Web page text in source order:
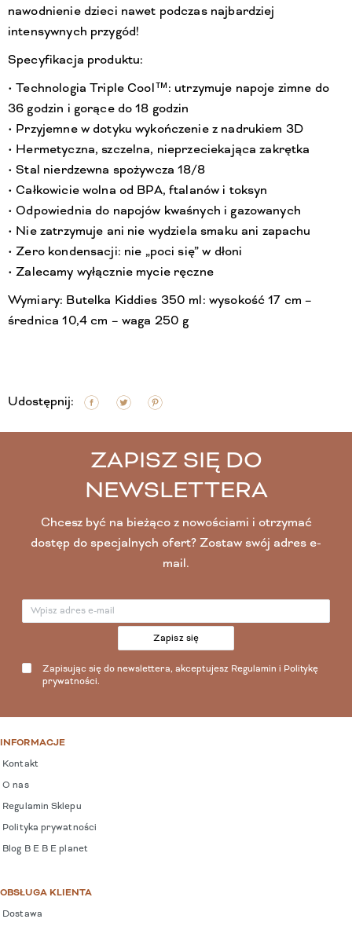
nawodnienie dzieci nawet podczas najbardziej
intensywnych przygód!
Specyfikacja produktu:
• Technologia Triple Cool™: utrzymuje napoje zimne do
36 godzin i gorące do 18 godzin
• Przyjemne w dotyku wykończenie z nadrukiem 3D
• Hermetyczna, szczelna, nieprzeciekająca zakrętka
• Stal nierdzewna spożywcza 18/8
• Całkowicie wolna od BPA, ftalanów i toksyn
• Odpowiednia do napojów kwaśnych i gazowanych
• Nie zatrzymuje ani nie wydziela smaku ani zapachu
• Zero kondensacji: nie „poci się” w dłoni
• Zalecamy wyłącznie mycie ręczne
Wymiary: Butelka Kiddies 350 ml: wysokość 17 cm –
średnica 10,4 cm – waga 250 g
Udostępnij:
ZAPISZ SIĘ DO
NEWSLETTERA
Chcesz być na bieżąco z nowościami i otrzymać
dostęp do specjalnych ofert? Zostaw swój adres e-
mail.
Zapisz się
Zapisując się do newslettera, akceptujesz Regulamin i Politykę
prywatności.
INFORMACJE
Kontakt
O nas
Regulamin Sklepu
Polityka prywatności
Blog B E B E planet
OBSŁUGA KLIENTA
Dostawa